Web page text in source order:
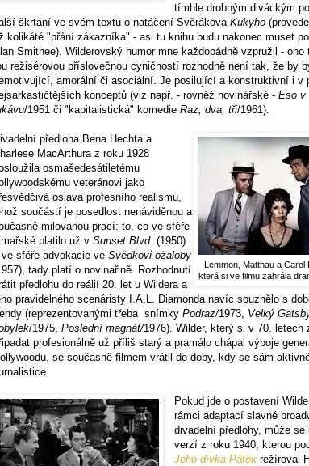
tímhle drobným diváckým
škrtání ve svém textu o natáčení Svěrákova Kukyho
kolikáté "přání zákazníka" - asi tu knihu budu nakonec muset
Smithee). Wilderovský humor mne každopádně vzpružil - ono
režisérovou příslovečnou cyničností rozhodně není tak, že by
amorální či asociální. Je posilující a konstruktivní i v
konceptů (viz např. - rovněž novinářské - Eso v
/1951 či "kapitalistická" komedie Raz, dva, tři/1961).
Lemmon, Matthau a Carol
která si ve filmu zahrála
předloha Bena Hechta a
MacArthura z roku 1928
osmašedesátiletému
veteránovi jako
oslava profesního realismu,
součástí je posedlost nenáviděnou a
milovanou prací: to, co ve sféře
platilo už v Sunset Blvd. (1950)
sféře advokacie ve Svědkovi ožaloby
tady platí o novinařině. Rozhodnutí
předlohu do reálií 20. let u Wildera a
pravidelného scenáristy I.A.L. Diamonda navíc souznělo s
(reprezentovanými třeba snímky Podraz/1973, Velký
/1975, Poslední magnát/1976). Wilder, který si v 70. letech
profesionálně už příliš starý a pramálo chápal výboje
se současně filmem vrátil do doby, kdy se sám
Pokud jde o postavení
rámci adaptací slavné
divadelní předlohy, může se
verzí z roku 1940, kterou
Jeho dívka Pátek režíroval